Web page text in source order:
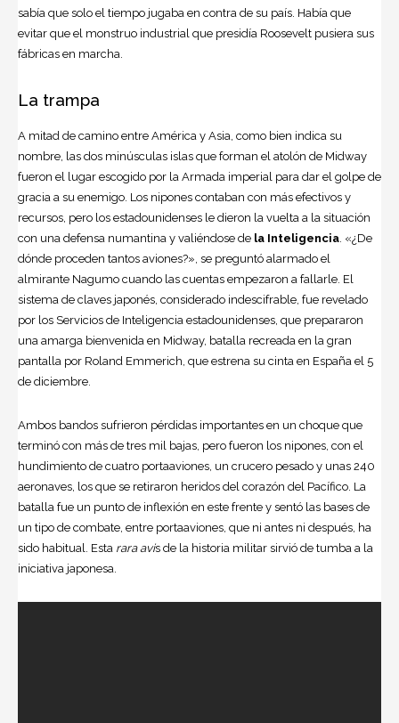
sabía que solo el tiempo jugaba en contra de su país. Había que
evitar que el monstruo industrial que presidía Roosevelt pusiera sus
fábricas en marcha.
La trampa
A mitad de camino entre América y Asia, como bien indica su
nombre, las dos minúsculas islas que forman el atolón de Midway
fueron el lugar escogido por la Armada imperial para dar el golpe de
gracia a su enemigo. Los nipones contaban con más efectivos y
recursos, pero los estadounidenses le dieron la vuelta a la situación
con una defensa numantina y valiéndose de la Inteligencia . «¿De
dónde proceden tantos aviones?», se preguntó alarmado el
almirante Nagumo cuando las cuentas empezaron a fallarle. El
sistema de claves japonés, considerado indescifrable, fue revelado
por los Servicios de Inteligencia estadounidenses, que prepararon
una amarga bienvenida en Midway, batalla recreada en la gran
pantalla por Roland Emmerich, que estrena su cinta en España el 5
de diciembre.
Ambos bandos sufrieron pérdidas importantes en un choque que
terminó con más de tres mil bajas, pero fueron los nipones, con el
hundimiento de cuatro portaaviones, un crucero pesado y unas 240
aeronaves, los que se retiraron heridos del corazón del Pacífico. La
batalla fue un punto de inflexión en este frente y sentó las bases de
un tipo de combate, entre portaaviones, que ni antes ni después, ha
sido habitual. Esta rara avis de la historia militar sirvió de tumba a la
iniciativa japonesa.